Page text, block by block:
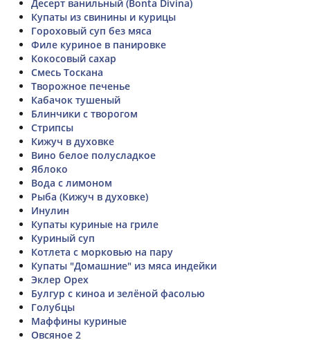
Десерт ванильный (Bonta Divina)
Купаты из свинины и курицы
Гороховый суп без мяса
Филе куриное в панировке
Кокосовый сахар
Смесь Тоскана
Творожное печенье
Кабачок тушеный
Блинчики с творогом
Стрипсы
Кижуч в духовке
Вино белое полусладкое
Яблоко
Вода с лимоном
Рыба (Кижуч в духовке)
Инулин
Купаты куриные на гриле
Куриный суп
Котлета с морковью на пару
Купаты "Домашние" из мяса индейки
Эклер Орех
Булгур с киноа и зелёной фасолью
Голубцы
Маффины куриные
Овсяное 2